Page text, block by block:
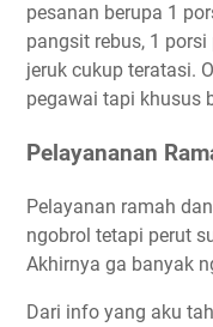
pesanan berupa 1
pangsit rebus, 1
jeruk cukup teratasi.
pegawai tapi khusus
Pelayananan
Pelayanan ramah
ngobrol tetapi perut
Akhirnya ga banyak
Dari info yang aku